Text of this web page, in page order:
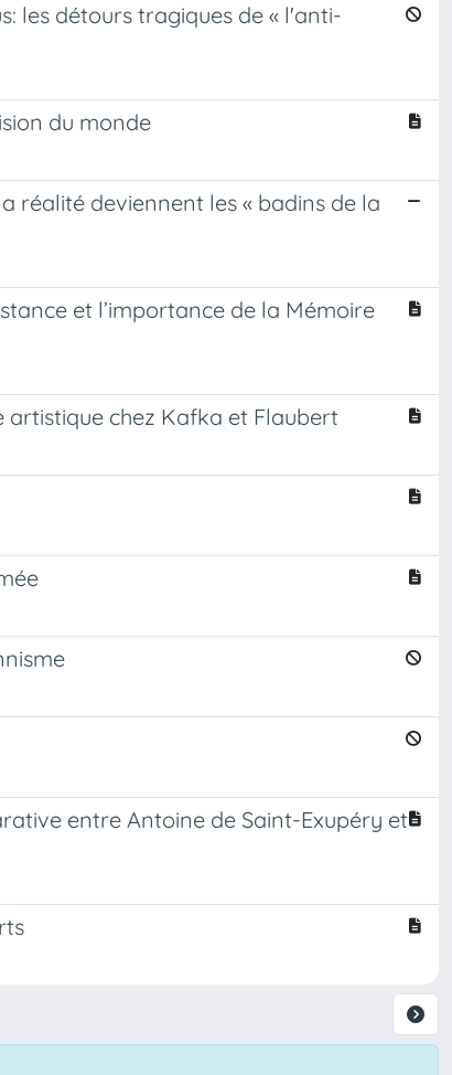
les détours tragiques de « l'anti-
du monde
réalité deviennent les « badins de la
et l’importance de la Mémoire
artistique chez Kafka et Flaubert
entre Antoine de Saint-Exupéry et